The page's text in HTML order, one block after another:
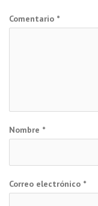
Comentario *
Nombre *
Correo electrónico *